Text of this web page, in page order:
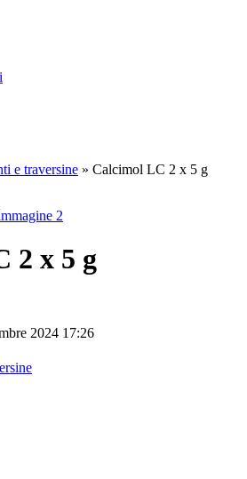
e traversine » Calcimol LC 2 x 5 g
2 x 5 g
2024 17:26